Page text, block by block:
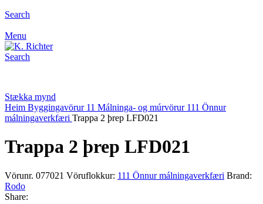
Search
Menu
Search
Stækka mynd
Heim Byggingavörur 11 Málninga- og múrvörur 111 Önnur
málningaverkfæri Trappa 2 þrep LFD021
Trappa 2 þrep LFD021
Vörunr. 077021 Vöruflokkur: 111 Önnur málningaverkfæri Brand:
Rodo
Share: